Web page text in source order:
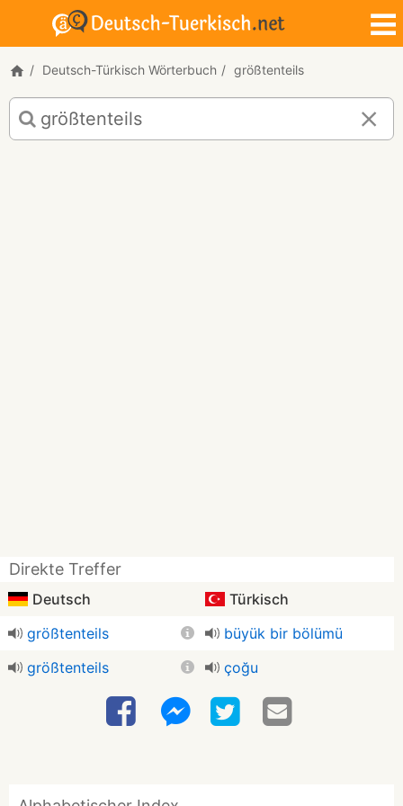
Deutsch-Türkisch Wörterbuch größtenteils
Deutsch-
Türkisch
Übersetzung
Direkte Treffer
Deutsch
Türkisch
größtenteils
büyük bir bölümü
größtenteils
çoğu